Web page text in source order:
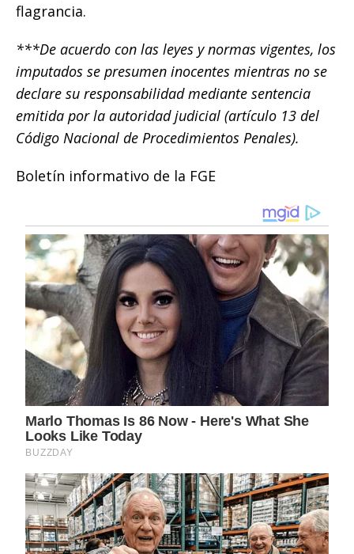
flagrancia.
***De acuerdo con las leyes y normas vigentes, los
imputados se presumen inocentes mientras no se
declare su responsabilidad mediante sentencia
emitida por la autoridad judicial (artículo 13 del
Código Nacional de Procedimientos Penales).
Boletín informativo de la FGE